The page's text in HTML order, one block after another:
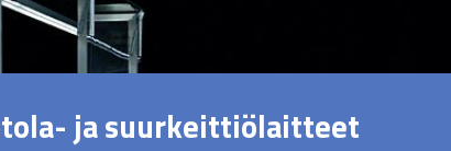
ja suurkeittiölaitteet